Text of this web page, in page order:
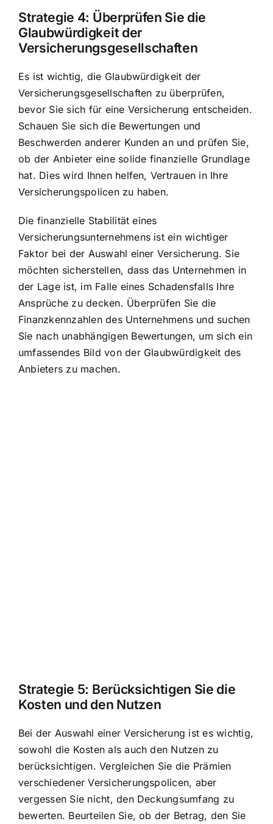
Strategie 4: Überprüfen Sie die
Glaubwürdigkeit der
Versicherungsgesellschaften
Es ist wichtig, die Glaubwürdigkeit der
Versicherungsgesellschaften zu überprüfen,
bevor Sie sich für eine Versicherung entscheiden.
Schauen Sie sich die Bewertungen und
Beschwerden anderer Kunden an und prüfen Sie,
ob der Anbieter eine solide finanzielle Grundlage
hat. Dies wird Ihnen helfen, Vertrauen in Ihre
Versicherungspolicen zu haben.
Die finanzielle Stabilität eines
Versicherungsunternehmens ist ein wichtiger
Faktor bei der Auswahl einer Versicherung. Sie
möchten sicherstellen, dass das Unternehmen in
der Lage ist, im Falle eines Schadensfalls Ihre
Ansprüche zu decken. Überprüfen Sie die
Finanzkennzahlen des Unternehmens und suchen
Sie nach unabhängigen Bewertungen, um sich ein
umfassendes Bild von der Glaubwürdigkeit des
Anbieters zu machen.
Strategie 5: Berücksichtigen Sie die
Kosten und den Nutzen
Bei der Auswahl einer Versicherung ist es wichtig,
sowohl die Kosten als auch den Nutzen zu
berücksichtigen. Vergleichen Sie die Prämien
verschiedener Versicherungspolicen, aber
vergessen Sie nicht, den Deckungsumfang zu
bewerten. Beurteilen Sie, ob der Betrag, den Sie